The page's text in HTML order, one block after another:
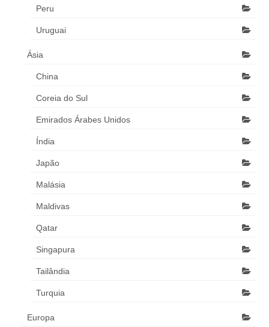
Peru
Uruguai
Ásia
China
Coreia do Sul
Emirados Árabes Unidos
Índia
Japão
Malásia
Maldivas
Qatar
Singapura
Tailândia
Turquia
Europa